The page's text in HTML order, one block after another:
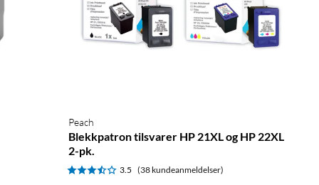
Peach
Blekkpatron tilsvarer HP 21XL og HP 22XL
2-pk.
3.5 (38 kundeanmeldelser)